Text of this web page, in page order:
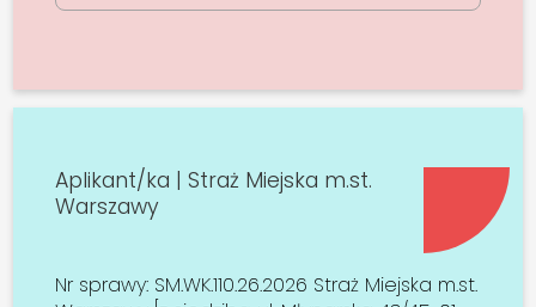
Aplikant/ka | Straż Miejska m.st.
Warszawy
Nr sprawy: SM.WK.110.26.2026 Straż Miejska m.st.